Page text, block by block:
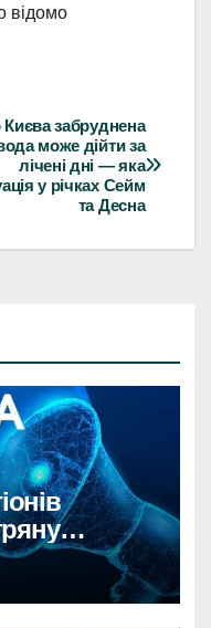
відомо
забруднена
може дійти за
лічені дні — яка
у річках Сейм
та Десна
тривога в